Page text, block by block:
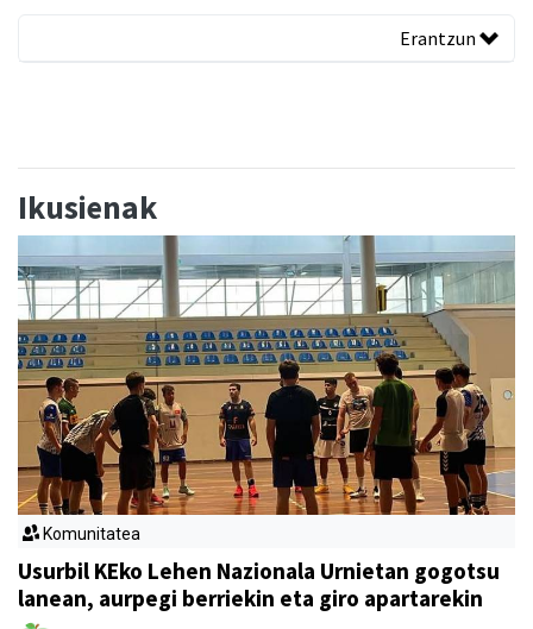
Erantzun
Ikusienak
Komunitatea
Usurbil KEko Lehen Nazionala Urnietan gogotsu
lanean, aurpegi berriekin eta giro apartarekin